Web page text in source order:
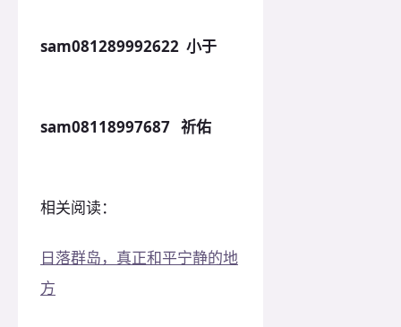
sam081289992622 小于
sam08118997687 祈佑
相关阅读：
日落群岛，真正和平宁静的地
方